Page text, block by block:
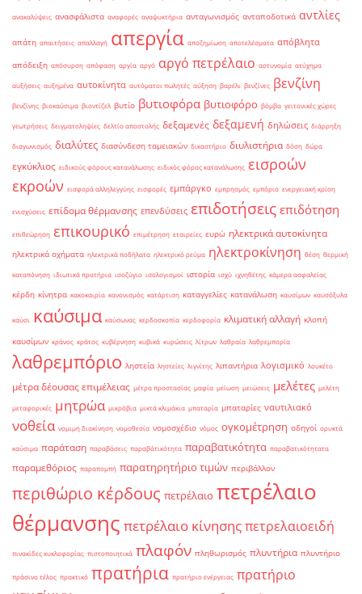
ανακαλύψεις ανασφάλιστα αναφορές αναψυκτήρια ανταγωνισμός ανταποδοτικά αντλίες
απάτη απαιτήσεις απαλλαγή απεργία αποζημίωση αποτελέσματα απόβλητα
απόδειξη απόσυρση απόφαση αργία αργό αργό πετρέλαιο αστυνομία ατύχημα
αυξήσεις αυξημένα αυτοκίνητα αυτόματοι πωλητές αύξηση βαρέλι βενζίνες βενζίνη
βενζίνης βιοκαύσιμα βιοντίζελ βυτίο βυτιοφόρα βυτιοφόρο βόμβα γειτονικές χώρες
γεωτρήσεις δειγματοληψίες δελτίο αποστολής δεξαμενές δεξαμενή δηλώσεις διάρρηξη
διαγωνισμός διαλύτες διασύνδεση ταμειακών δικαστήριο διυλιστήρια δόση δώρα
εγκύκλιος ειδικούς φόρους κατανάλωσης ειδικός φόρος κατανάλωσης εισροών
εκροών εισφορά αλληλεγγύης εισφορές εμπάργκο εμπρησμός εμπόριο ενεργειακή κρίση
ενισχύσεις επίδομα θέρμανσης επενδύσεις επιδοτήσεις επιδότηση
επιθεώρηση επικουρικό επιμέτρηση εταιρείες ευρώ ηλεκτρικά αυτοκίνητα
ηλεκτρικά οχήματα ηλεκτρικά ποδήλατα ηλεκτρικό ρεύμα ηλεκτροκίνηση θέση θερμική
καταπόνηση ιδιωτικά πρατήρια ισοζύγιο ισολογισμοί ιστορία ισχύ ιχνηθέτης κάμερα ασφαλείας
κέρδη κίνητρα κακοκαιρία κανονισμός κατάρτιση καταγγελίες κατανάλωση καυσίμων καυσόξυλα
καύσι καύσιμα καύσωνας κερδοσκοπία κερδοφορία κλιματική αλλαγή κλοπή
καυσίμων κράνος κράτος κυβέρνηση κυβικά κυρώσεις λίτρων λαθραία λαθρεμπορία
λαθρεμπόριο ληστεία ληστείες λιγνίτης λιπαντήρια λογισμικό λουκέτο
μέτρα δέουσας επιμέλειας μέτρα προστασίας μαφία μείωση μειώσεις μελέτες μελέτη
μεταφορικές μητρώα μικρόβια μικτά κλιμάκια μπαταρία μπαταρίες ναυτιλιακό
νοθεία νομιμη διακίνηση νομοθεσία νομοσχέδιο νόμος ογκομέτρηση οδηγοί ορυκτά
καύσιμα παράταση παραβάσεις παραβάτικότητα παραβατικότητα παραβατικότητατα
παραμεθόριος παραπομπή παρατηρητήριο τιμών περιβάλλον
περιθώριο κέρδους πετρέλαιο πετρέλαιο
θέρμανσης πετρέλαιο κίνησηςπετρελαιοειδή
πινακίδες κυκλοφορίας πιστοποιητικά πλαφόν πληθωρισμός πλυντήρια πλυντήριο
πράσινο τέλος πρακτικό πρατήρια πρατήριο ενέργειας πρατήριο